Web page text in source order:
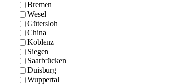
Bremen
Wesel
Gütersloh
China
Koblenz
Siegen
Saarbrücken
Duisburg
Wuppertal